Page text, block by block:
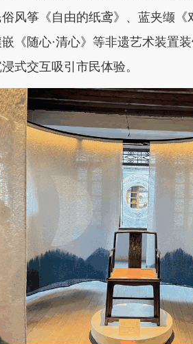
风筝《自由的纸鸢》、蓝夹缬
《随心·清心》等非遗艺术装置
式交互吸引市民体验。